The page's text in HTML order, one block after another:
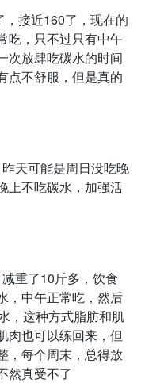
接近160了，现在的
吃，只不过只有中午
次放肆吃碳水的时间
点不舒服，但是真的
天可能是周日没吃晚
上不吃碳水，加强活
重了10斤多，饮食
，中午正常吃，然后
，这种方式脂肪和肌
肉也可以练回来，但
，每个周末，总得放
然真受不了